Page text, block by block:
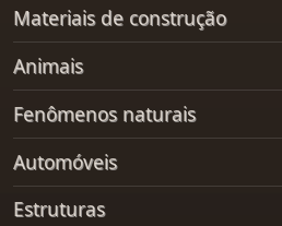
Materiais de construção
Animais
Fenômenos naturais
Automóveis
Estruturas